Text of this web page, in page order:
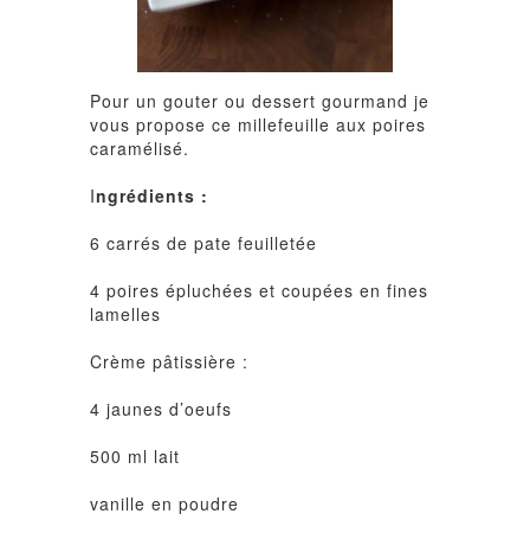
Pour un gouter ou dessert gourmand je
vous propose ce millefeuille aux poires
caramélisé.
Ingrédients :
6 carrés de pate feuilletée
4 poires épluchées et coupées en fines
lamelles
Crème pâtissière :
4 jaunes d’oeufs
500 ml lait
vanille en poudre